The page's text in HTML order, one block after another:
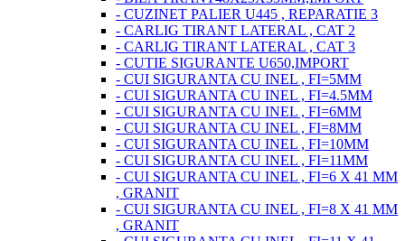
- CUZINET PALIER U445 , REPARATIE 3
- CARLIG TIRANT LATERAL , CAT 2
- CARLIG TIRANT LATERAL , CAT 3
- CUTIE SIGURANTE U650,IMPORT
- CUI SIGURANTA CU INEL , FI=5MM
- CUI SIGURANTA CU INEL , FI=4.5MM
- CUI SIGURANTA CU INEL , FI=6MM
- CUI SIGURANTA CU INEL , FI=8MM
- CUI SIGURANTA CU INEL , FI=10MM
- CUI SIGURANTA CU INEL , FI=11MM
- CUI SIGURANTA CU INEL , FI=6 X 41 MM
, GRANIT
- CUI SIGURANTA CU INEL , FI=8 X 41 MM
, GRANIT